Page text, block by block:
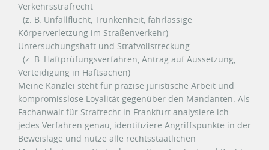
Verkehrsstrafrecht
(z. B. Unfallflucht, Trunkenheit, fahrlässige
Körperverletzung im Straßenverkehr)
Untersuchungshaft und Strafvollstreckung
(z. B. Haftprüfungsverfahren, Antrag auf Aussetzung,
Verteidigung in Haftsachen)
Meine Kanzlei steht für präzise juristische Arbeit und
kompromisslose Loyalität gegenüber den Mandanten. Als
Fachanwalt für Strafrecht in Frankfurt analysiere ich
jedes Verfahren genau, identifiziere Angriffspunkte in der
Beweislage und nutze alle rechtsstaatlichen